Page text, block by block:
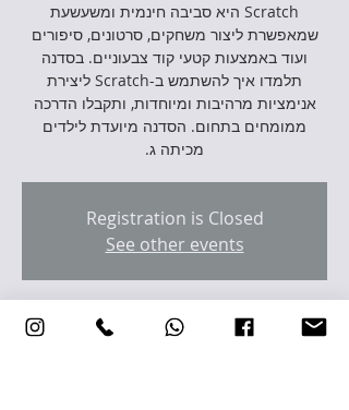
Scratch היא סביבה חינמית ומשעשעת
שמאפשרת ליצור משחקים, סרטונים, סיפורים
ועוד באמצעות קטעי קוד צבעוניים. בסדנה
תלמדו איך להשתמש ב-Scratch ליצירת
אנימציות מרהיבות ומיוחדות, ותקבלו הדרכה
ממומחים בתחום. הסדנה מיועדת לילדים
מכיתה ג.
Registration is Closed
See other events
זמן ומיקום